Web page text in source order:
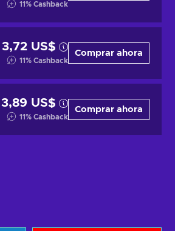
11% Cashback
3,72 US$
11% Cashback
Comprar ahora
3,89 US$
11% Cashback
Comprar ahora